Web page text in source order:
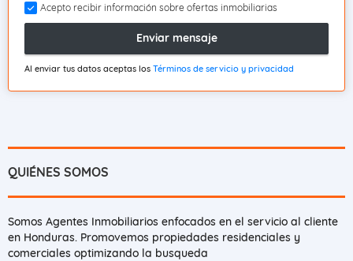
Acepto recibir información sobre ofertas inmobiliarias
Enviar mensaje
Al enviar tus datos aceptas los Términos de servicio y privacidad
QUIÉNES SOMOS
Somos Agentes Inmobiliarios enfocados en el servicio al cliente
en Honduras. Promovemos propiedades residenciales y
comerciales optimizando la busqueda